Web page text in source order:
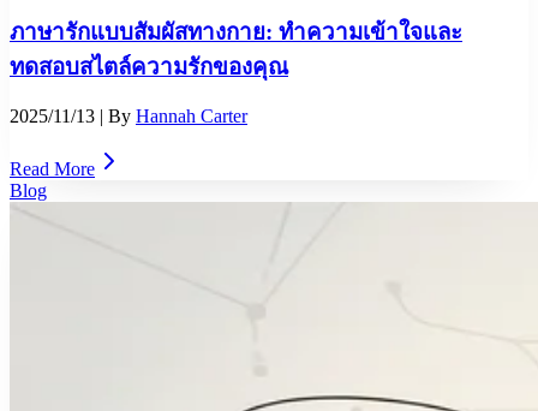
ภาษารักแบบสัมผัสทางกาย: ทำความเข้าใจและ
ทดสอบสไตล์ความรักของคุณ
2025/11/13 | By Hannah Carter
Read More
Blog